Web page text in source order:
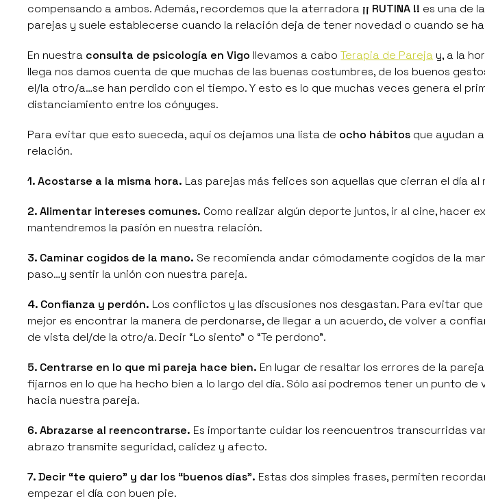
compensando a ambos. Además, recordemos que la aterradora ¡¡ RUTINA !! es una de
parejas y suele establecerse cuando la relación deja de tener novedad o cuando se
En nuestra consulta de psicología en Vigo llevamos a caboTerapia de Pareja y, a la
llega nos damos cuenta de que muchas de las buenas costumbres, de los buenos
el/la otro/a…se han perdido con el tiempo. Y esto es lo que muchas veces genera el
distanciamiento entre los cónyuges.
Para evitar que esto sueceda, aquí os dejamos una lista de ocho hábitos que ayudan
relación.
1. Acostarse a la misma hora. Las parejas más felices son aquellas que cierran el día al
2. Alimentar intereses comunes. Como realizar algún deporte juntos, ir al cine, hacer
mantendremos la pasión en nuestra relación.
3. Caminar cogidos de la mano. Se recomienda andar cómodamente cogidos de la
paso…y sentir la unión con nuestra pareja.
4. Confianza y perdón. Los conflictos y las discusiones nos desgastan. Para evitar
mejor es encontrar la manera de perdonarse, de llegar a un acuerdo, de volver a
de vista del/de la otro/a. Decir “Lo siento” o “Te perdono”.
5. Centrarse en lo que mi pareja hace bien. En lugar de resaltar los errores de la
fijarnos en lo que ha hecho bien a lo largo del día. Sólo así podremos tener un punto
hacia nuestra pareja.
6. Abrazarse al reencontrarse. Es importante cuidar los reencuentros transcurridas
abrazo transmite seguridad, calidez y afecto.
7. Decir “te quiero” y dar los “buenos días”. Estas dos simples frases, permiten
empezar el día con buen pie.